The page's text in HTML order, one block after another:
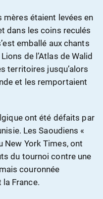
mères étaient levées en
dans les coins reculés
emballé aux chants
de l’Atlas de Walid
territoires jusqu’alors
et les remportaient
ont été défaits par
Les Saoudiens «
New York Times, ont
du tournoi contre une
couronnée
France.